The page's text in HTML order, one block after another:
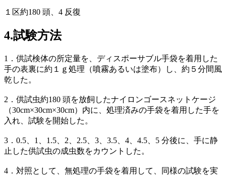
１区約180 頭、4 反復
4.試験方法
1．供試検体の所定量を、ディスポーサブル手袋を着用した
手の表裏に約１ｇ処理（噴霧あるいは塗布）し、約５分間風
乾した。
2．供試虫約180 頭を放飼したナイロンゴースネットケージ
（30cm×30cm×30cm）内に、処理済みの手袋を着用した手を
入れ、試験を開始した。
3．0.5、1、1.5、2、2.5、3、3.5、4、4.5、5 分後に、手に静
止した供試虫の成虫数をカウントした。
4．対照として、無処理の手袋を着用して、同様の試験を実